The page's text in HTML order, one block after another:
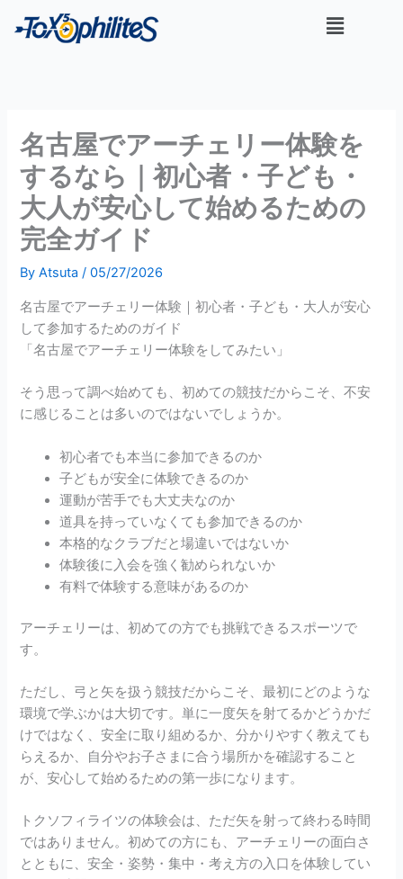
メ
ニ
名古屋でアーチェリー体験を
するなら｜初心者・子ども・
大人が安心して始めるための
完全ガイド
ByAtsuta/05/27/2026
名古屋でアーチェリー体験｜初心者・子ども・大人が安心
して参加するためのガイド
「名古屋でアーチェリー体験をしてみたい」
そう思って調べ始めても、初めての競技だからこそ、不安
に感じることは多いのではないでしょうか。
初心者でも本当に参加できるのか
子どもが安全に体験できるのか
運動が苦手でも大丈夫なのか
道具を持っていなくても参加できるのか
本格的なクラブだと場違いではないか
体験後に入会を強く勧められないか
有料で体験する意味があるのか
アーチェリーは、初めての方でも挑戦できるスポーツで
す。
ただし、弓と矢を扱う競技だからこそ、最初にどのような
環境で学ぶかは大切です。単に一度矢を射てるかどうかだ
けではなく、安全に取り組めるか、分かりやすく教えても
らえるか、自分やお子さまに合う場所かを確認すること
が、安心して始めるための第一歩になります。
トクソフィライツの体験会は、ただ矢を射って終わる時間
ではありません。初めての方にも、アーチェリーの面白さ
とともに、安全・姿勢・集中・考え方の入口を体験してい